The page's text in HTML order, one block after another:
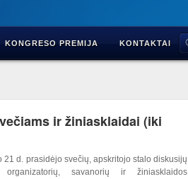
KONGRESO PREMIJA KONTAKTAI
ir žiniasklaidai (iki
21 d. prasidėjo svečių, apskritojo stalo diskusijų
savanorių ir žiniasklaidos